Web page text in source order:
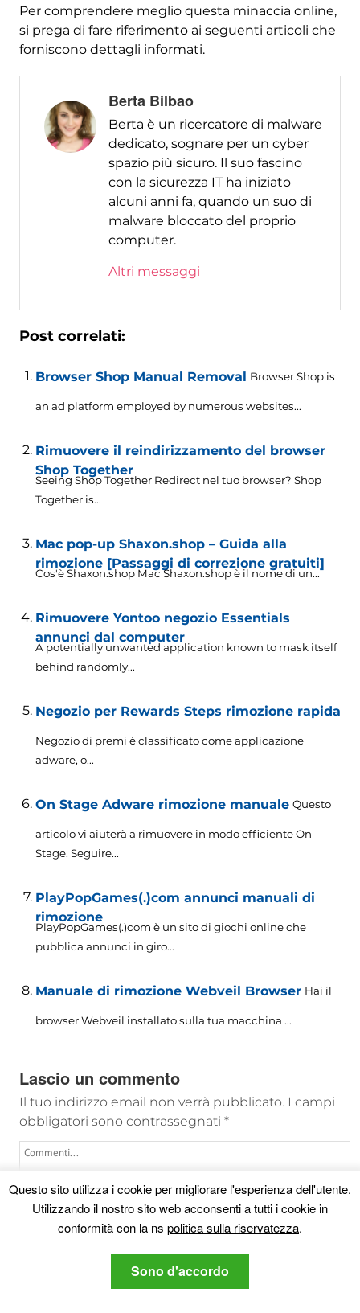
Per comprendere meglio questa minaccia online,
si prega di fare riferimento ai seguenti articoli che
forniscono dettagli informati.
Berta Bilbao
Berta è un ricercatore di malware
dedicato, sognare per un cyber
spazio più sicuro. Il suo fascino
con la sicurezza IT ha iniziato
alcuni anni fa, quando un suo di
malware bloccato del proprio
computer.
Altri messaggi
Post correlati:
Browser Shop Manual Removal Browser Shop is
an ad platform employed by numerous websites...
Rimuovere il reindirizzamento del browser
Shop Together
Seeing Shop Together Redirect nel tuo browser? Shop
Together is...
Mac pop-up Shaxon.shop – Guida alla
rimozione [Passaggi di correzione gratuiti]
Cos'è Shaxon.shop Mac Shaxon.shop è il nome di un...
Rimuovere Yontoo negozio Essentials
annunci dal computer
A potentially unwanted application known to mask itself
behind randomly...
Negozio per Rewards Steps rimozione rapida
Negozio di premi è classificato come applicazione
adware, o...
On Stage Adware rimozione manuale Questo
articolo vi aiuterà a rimuovere in modo efficiente On
Stage. Seguire...
PlayPopGames(.)com annunci manuali di
rimozione
PlayPopGames(.)com è un sito di giochi online che
pubblica annunci in giro...
Manuale di rimozione Webveil Browser Hai il
browser Webveil installato sulla tua macchina ...
Lascio un commento
Il tuo indirizzo email non verrà pubblicato. I campi
obbligatori sono contrassegnati *
Questo sito utilizza i cookie per migliorare l'esperienza dell'utente.
Utilizzando il nostro sito web acconsenti a tutti i cookie in
conformità con la ns politica sulla riservatezza.
Sono d'accordo